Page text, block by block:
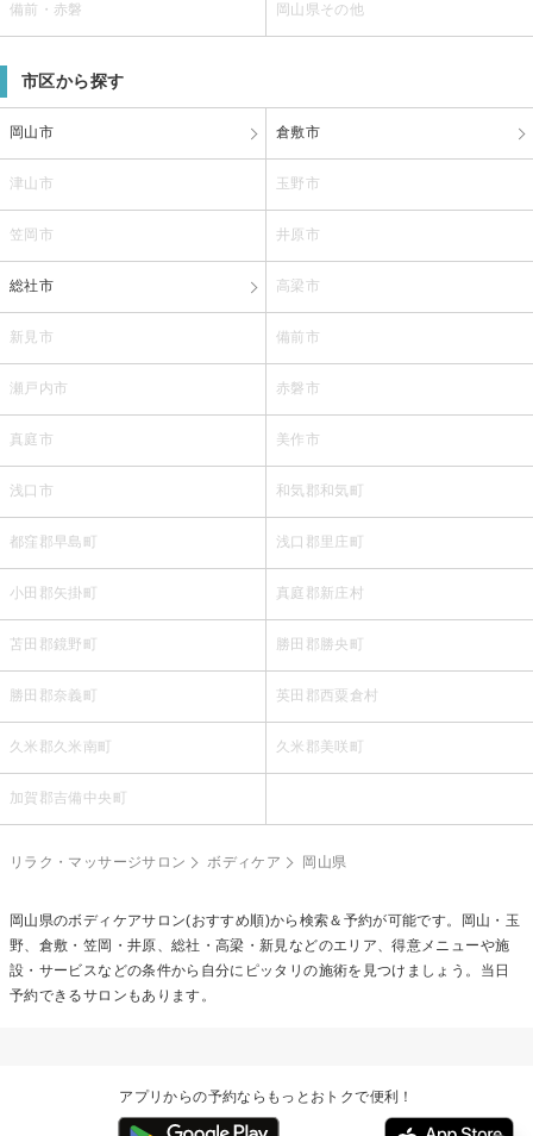
備前・赤磐 岡山県その他
市区から探す
岡山市 倉敷市
津山市 玉野市
笠岡市 井原市
総社市 高梁市
新見市 備前市
瀬戸内市 赤磐市
真庭市 美作市
浅口市 和気郡和気町
都窪郡早島町 浅口郡里庄町
小田郡矢掛町 真庭郡新庄村
苫田郡鏡野町 勝田郡勝央町
勝田郡奈義町 英田郡西粟倉村
久米郡久米南町 久米郡美咲町
加賀郡吉備中央町
リラク・マッサージサロン ボディケア 岡山県
岡山県のボディケアサロン(おすすめ順)から検索＆予約が可能です。岡山・玉
野、倉敷・笠岡・井原、総社・高梁・新見などのエリア、得意メニューや施
設・サービスなどの条件から自分にピッタリの施術を見つけましょう。当日
予約できるサロンもあります。
アプリからの予約ならもっとおトクで便利！